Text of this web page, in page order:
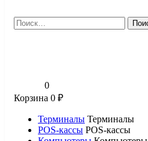
Найти:
0
Корзина 0 ₽
Терминалы Терминалы
POS-кассы POS-кассы